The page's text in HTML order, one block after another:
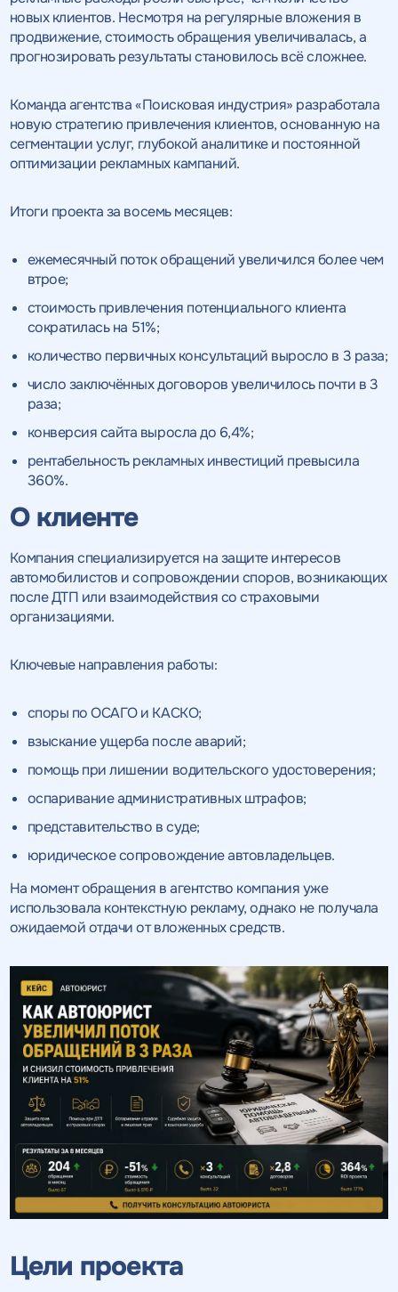
новых клиентов. Несмотря на регулярные вложения в
продвижение, стоимость обращения увеличивалась, а
прогнозировать результаты становилось всё сложнее.
Команда агентства «Поисковая индустрия» разработала
новую стратегию привлечения клиентов, основанную на
сегментации услуг, глубокой аналитике и постоянной
оптимизации рекламных кампаний.
Итоги проекта за восемь месяцев:
ежемесячный поток обращений увеличился более чем
втрое;
стоимость привлечения потенциального клиента
сократилась на 51%;
количество первичных консультаций выросло в 3 раза;
число заключённых договоров увеличилось почти в 3
раза;
конверсия сайта выросла до 6,4%;
рентабельность рекламных инвестиций превысила
360%.
О клиенте
Компания специализируется на защите интересов
автомобилистов и сопровождении споров, возникающих
после ДТП или взаимодействия со страховыми
организациями.
Ключевые направления работы:
споры по ОСАГО и КАСКО;
взыскание ущерба после аварий;
помощь при лишении водительского удостоверения;
оспаривание административных штрафов;
представительство в суде;
юридическое сопровождение автовладельцев.
На момент обращения в агентство компания уже
использовала контекстную рекламу, однако не получала
ожидаемой отдачи от вложенных средств.
Цели проекта